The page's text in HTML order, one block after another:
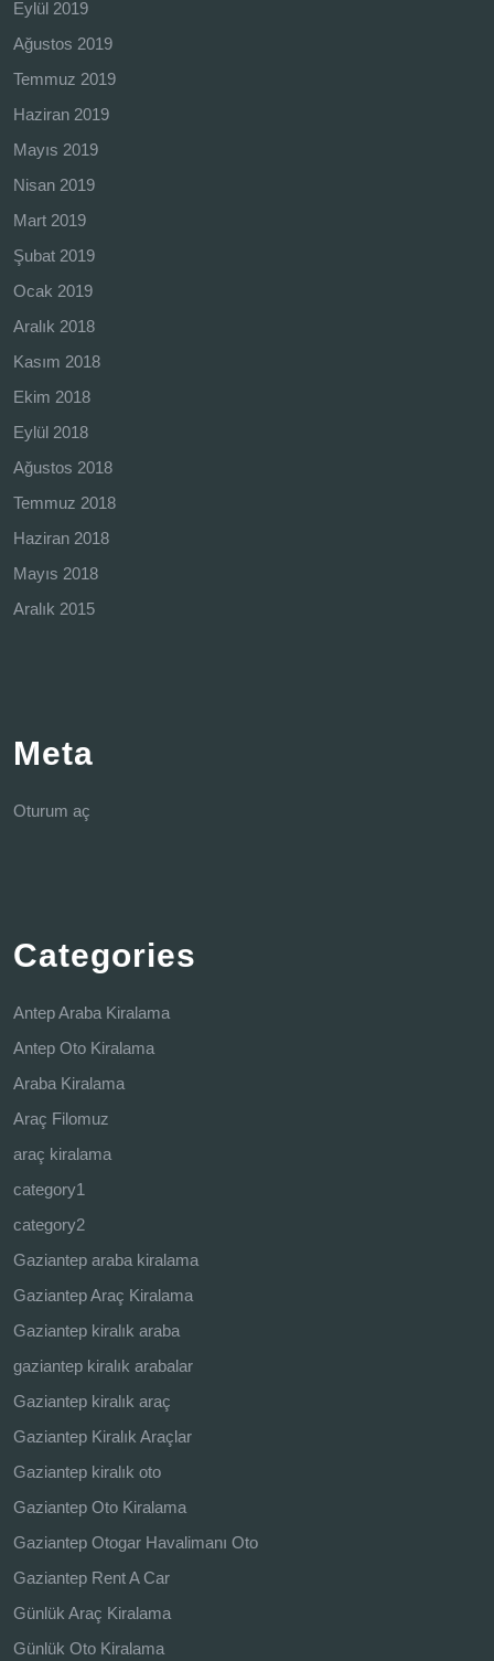
Eylül 2019
Ağustos 2019
Temmuz 2019
Haziran 2019
Mayıs 2019
Nisan 2019
Mart 2019
Şubat 2019
Ocak 2019
Aralık 2018
Kasım 2018
Ekim 2018
Eylül 2018
Ağustos 2018
Temmuz 2018
Haziran 2018
Mayıs 2018
Aralık 2015
Meta
Oturum aç
Categories
Antep Araba Kiralama
Antep Oto Kiralama
Araba Kiralama
Araç Filomuz
araç kiralama
category1
category2
Gaziantep araba kiralama
Gaziantep Araç Kiralama
Gaziantep kiralık araba
gaziantep kiralık arabalar
Gaziantep kiralık araç
Gaziantep Kiralık Araçlar
Gaziantep kiralık oto
Gaziantep Oto Kiralama
Gaziantep Otogar Havalimanı Oto
Gaziantep Rent A Car
Günlük Araç Kiralama
Günlük Oto Kiralama